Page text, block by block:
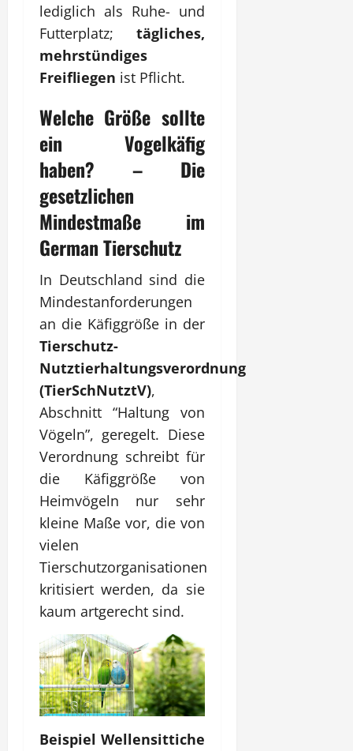
lediglich als Ruhe- und
Futterplatz; tägliches,
mehrstündiges
Freifliegen ist Pflicht.
Welche Größe sollte
ein Vogelkäfig
haben? – Die
gesetzlichen
Mindestmaße im
GermanTierschutz
In Deutschland sind die
Mindestanforderungen
an die Käfiggröße in der
Tierschutz-
Nutztierhaltungsverordnung
(TierSchNutztV),
Abschnitt “Haltung von
Vögeln”, geregelt. Diese
Verordnung schreibt für
die Käfiggröße von
Heimvögeln nur sehr
kleine Maße vor, die von
vielen
Tierschutzorganisationen
kritisiert werden, da sie
kaum artgerecht sind.
Beispiel Wellensittiche